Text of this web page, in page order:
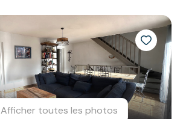
Afficher toutes les photos